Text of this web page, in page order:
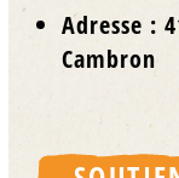
Adresse :
Cambron